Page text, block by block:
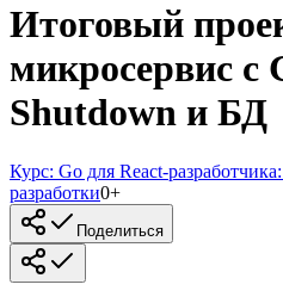
Итоговый
микросервис с
Shutdown и БД
Курс: Go для React-
разработки0+
Поделиться